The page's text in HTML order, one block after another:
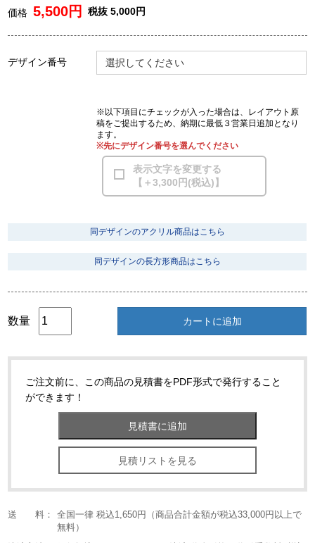
価格5,500円 税抜 5,000円
デザイン番号 選択してください
※以下項目にチェックが入った場合は、レイアウト原
稿をご提出するため、納期に最低３営業日追加となり
ます。
※先にデザイン番号を選んでください
表示文字を変更する
【＋3,300円(税込)】
同デザインのアクリル商品はこちら
同デザインの長方形商品はこちら
数量 カートに追加
ご注文前に、この商品の見積書をPDF形式で発行すること
ができます！
見積リストを見る
送 料：
全国一律 税込1,650円（商品合計金額が税込33,000円以上で
無料）